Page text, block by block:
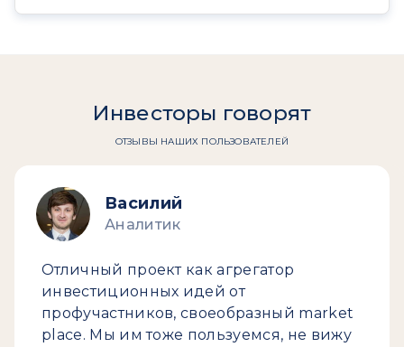
Инвесторы говорят
ОТЗЫВЫ НАШИХ ПОЛЬЗОВАТЕЛЕЙ
Василий
Аналитик
Отличный проект как агрегатор
инвестиционных идей от
профучастников, своеобразный market
place. Мы им тоже пользуемся, не вижу